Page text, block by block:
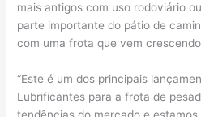
mais antigos com uso rodoviário
parte importante do pátio de
com uma frota que vem
“Este é um dos principais
Lubrificantes para a frota de